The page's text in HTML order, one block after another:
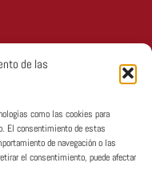
de las
como las cookies para
El consentimiento de estas
de navegación o las
el consentimiento, puede afectar